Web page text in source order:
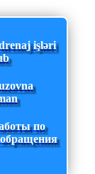
işləri
по